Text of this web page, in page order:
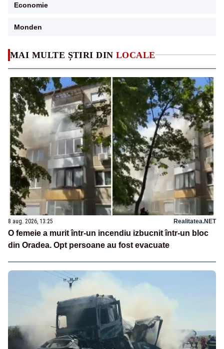
MAI MULTE ȘTIRI DIN LOCALE
8 aug. 2026, 13:25 Realitatea.NET
O femeie a murit într-un incendiu izbucnit într-un bloc
din Oradea. Opt persoane au fost evacuate
Economie
Monden